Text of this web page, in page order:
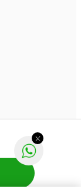
0001-